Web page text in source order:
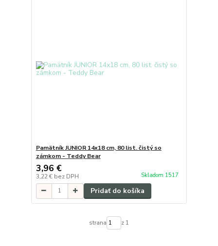
Pamätník JUNIOR 14x18 cm, 80 list. čistý so
zámkom - Teddy Bear
3,96 €
3,22 € bez DPH Skladom 1517
Pridať do košíka
strana z 1